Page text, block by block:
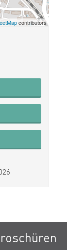
contributors